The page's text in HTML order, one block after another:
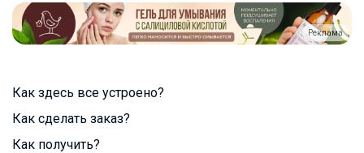
Реклама
Как здесь все устроено?
Как сделать заказ?
Как получить?